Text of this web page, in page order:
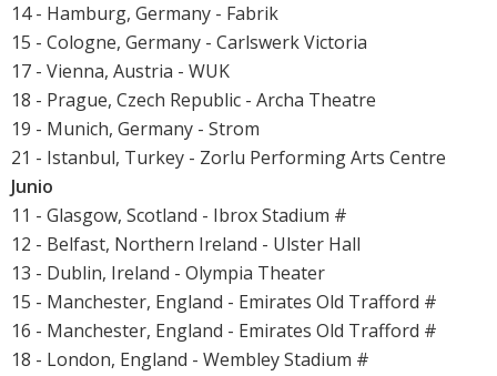
14 - Hamburg, Germany - Fabrik
15 - Cologne, Germany - Carlswerk Victoria
17 - Vienna, Austria - WUK
18 - Prague, Czech Republic - Archa Theatre
19 - Munich, Germany - Strom
21 - Istanbul, Turkey - Zorlu Performing Arts Centre
Junio
11 - Glasgow, Scotland - Ibrox Stadium #
12 - Belfast, Northern Ireland - Ulster Hall
13 - Dublin, Ireland - Olympia Theater
15 - Manchester, England - Emirates Old Trafford #
16 - Manchester, England - Emirates Old Trafford #
18 - London, England - Wembley Stadium #